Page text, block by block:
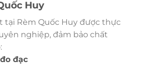
Huy
tại Rèm Quốc Huy được thực
nghiệp, đảm bảo chất
đạc